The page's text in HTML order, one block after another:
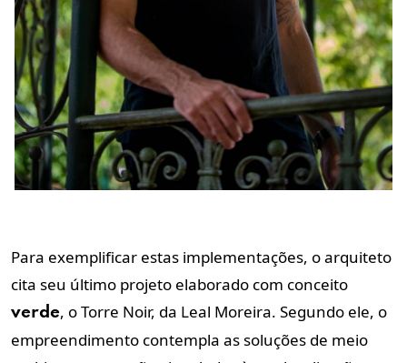
Para exemplificar estas implementações, o arquiteto
cita seu último projeto elaborado com conceito
verde, o Torre Noir, da Leal Moreira. Segundo ele, o
empreendimento contempla as soluções de meio